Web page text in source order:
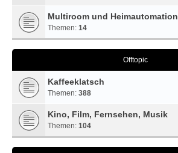
Multiroom und Heimautomation
Themen: 14
Offtopic
Kaffeeklatsch
Themen: 388
Kino, Film, Fernsehen, Musik
Themen: 104